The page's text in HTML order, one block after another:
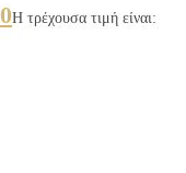
Η τρέχουσα τιμή είναι: